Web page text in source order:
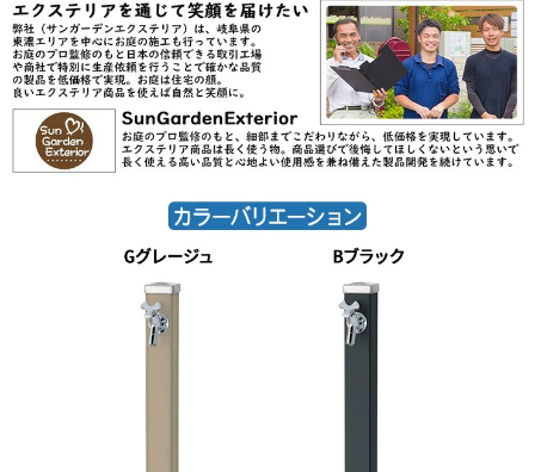
ンウッド・ヴォーグ・タクト・コルム・コルム
ラスティ・ガーデンパン・UNITE ログ・ピッ
コロステン30・NEW ヴォーグ・トレビ リビ
エラ・トレビ 丸・トレビ 角・トレビ フラッ
ト・トレビ アーバン・トレビ アーバンウッ
ド・トレビ マルチ・un フルール・un ポッシ
ュ・信楽45・信楽40
ト・マルコポール・アシュリーポール・コッ
ル・ラージ・コテージポール・ヴィンテージウ
ッドポール・スリーパーポール・キャストポー
ル・丸形コッタパン・角型コッタパン・コボク
パン・丸形ブリックパン・角型ブリックパン・
丸形コテージパン・角型コテージパン・スリー